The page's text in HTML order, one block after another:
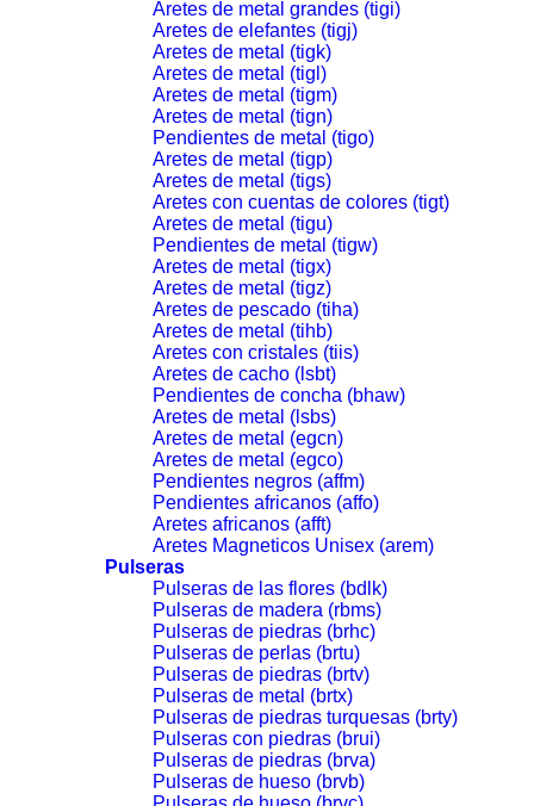
Aretes de metal grandes (tigi)
Aretes de elefantes (tigj)
Aretes de metal (tigk)
Aretes de metal (tigl)
Aretes de metal (tigm)
Aretes de metal (tign)
Pendientes de metal (tigo)
Aretes de metal (tigp)
Aretes de metal (tigs)
Aretes con cuentas de colores (tigt)
Aretes de metal (tigu)
Pendientes de metal (tigw)
Aretes de metal (tigx)
Aretes de metal (tigz)
Aretes de pescado (tiha)
Aretes de metal (tihb)
Aretes con cristales (tiis)
Aretes de cacho (lsbt)
Pendientes de concha (bhaw)
Aretes de metal (lsbs)
Aretes de metal (egcn)
Aretes de metal (egco)
Pendientes negros (affm)
Pendientes africanos (affo)
Aretes africanos (afft)
Aretes Magneticos Unisex (arem)
Pulseras
Pulseras de las flores (bdlk)
Pulseras de madera (rbms)
Pulseras de piedras (brhc)
Pulseras de perlas (brtu)
Pulseras de piedras (brtv)
Pulseras de metal (brtx)
Pulseras de piedras turquesas (brty)
Pulseras con piedras (brui)
Pulseras de piedras (brva)
Pulseras de hueso (brvb)